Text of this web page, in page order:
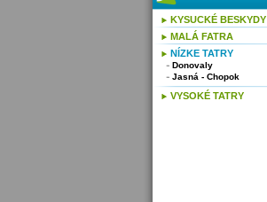
KYSUCKÉ BESKYDY
MALÁ FATRA
NÍZKE TATRY
Donovaly
Jasná - Chopok
VYSOKÉ TATRY